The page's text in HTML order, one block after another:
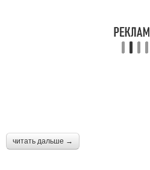
читать дальше →